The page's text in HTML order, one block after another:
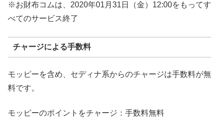
※お財布コムは、2020年01月31日（金）12:00をもってす
べてのサービス終了
チャージによる手数料
モッピーを含め、セディナ系からのチャージは手数料が無
料です。
モッピーのポイントをチャージ：手数料無料